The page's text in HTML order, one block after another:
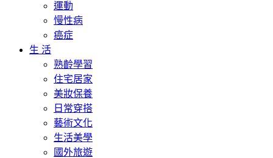
運動
慢性病
癌症
生 活
熟齡學習
住宅居家
美妝保養
日常穿搭
藝術文化
生活美學
國外旅遊